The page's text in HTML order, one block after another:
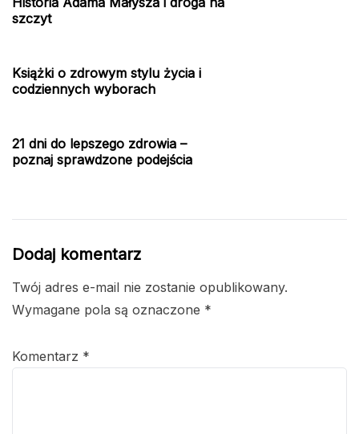
szczyt
Książki o zdrowym stylu życia i
codziennych wyborach
21 dni do lepszego zdrowia –
poznaj sprawdzone podejścia
Dodaj komentarz
Twój adres e-mail nie zostanie opublikowany.
Wymagane pola są oznaczone *
Komentarz *